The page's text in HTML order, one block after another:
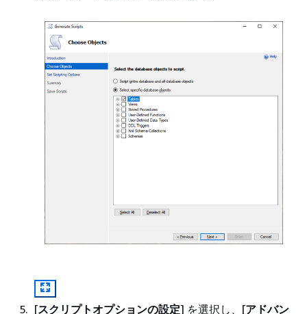
[スクリプトオプションの設定] を選択し、[アドバン